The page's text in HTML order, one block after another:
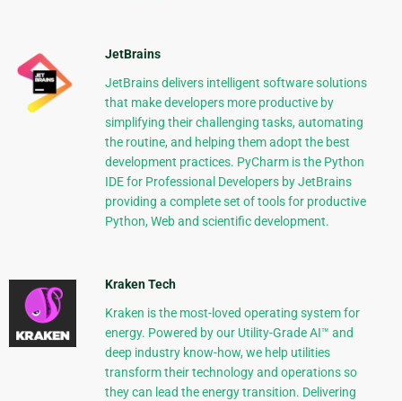
JetBrains
JetBrains delivers intelligent software solutions
that make developers more productive by
simplifying their challenging tasks, automating
the routine, and helping them adopt the best
development practices. PyCharm is the Python
IDE for Professional Developers by JetBrains
providing a complete set of tools for productive
Python, Web and scientific development.
Kraken Tech
Kraken is the most-loved operating system for
energy. Powered by our Utility-Grade AI™ and
deep industry know-how, we help utilities
transform their technology and operations so
they can lead the energy transition. Delivering